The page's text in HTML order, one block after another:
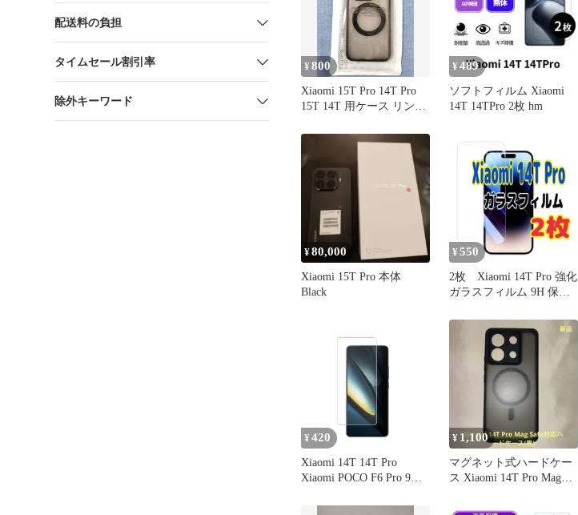
配送料の負担
タイムセール割引率
除外キーワード
¥800
Xiaomi 15T Pro 14T Pro
15T 14T 用ケース リング
¥ 489
ソフトフィルム Xiaomi
14T 14TPro 2枚 hm
¥80,000
Xiaomi 15T Pro 本体
Black
¥ 550
2枚 Xiaomi 14T Pro 強化
ガラスフィルム 9H 保護
¥ 420
Xiaomi 14T 14T Pro
Xiaomi POCO F6 Pro 9H
保護フィルム 2.5D K541
¥ 1,100
マグネット式ハードケー
ス Xiaomi 14T Pro Mag